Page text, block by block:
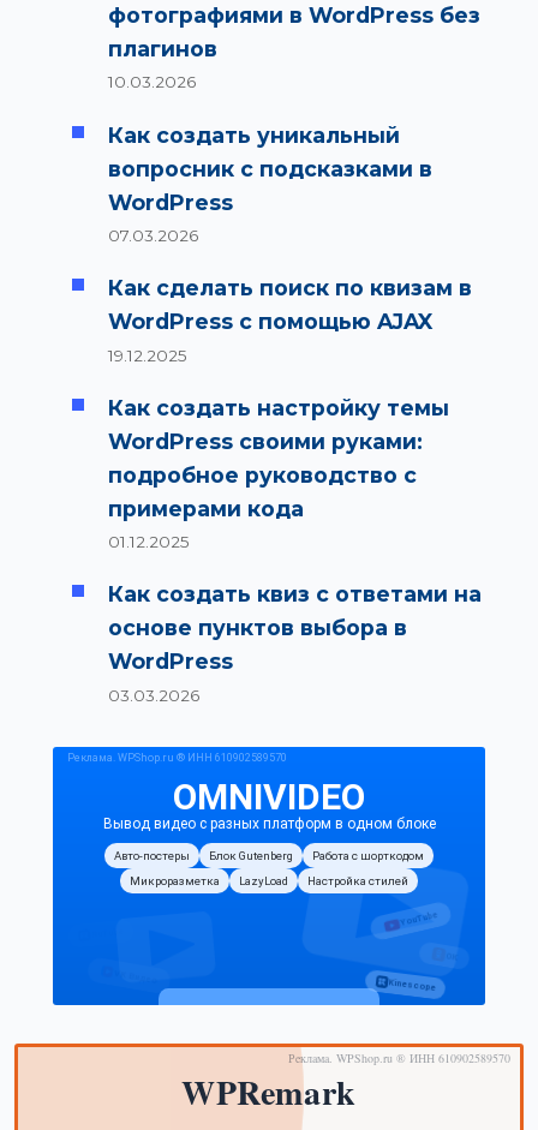
фотографиями в WordPress без
плагинов
10.03.2026
Как создать уникальный
вопросник с подсказками в
WordPress
07.03.2026
Как сделать поиск по квизам в
WordPress с помощью AJAX
19.12.2025
Как создать настройку темы
WordPress своими руками:
подробное руководство с
примерами кода
01.12.2025
Как создать квиз с ответами на
основе пунктов выбора в
WordPress
03.03.2026